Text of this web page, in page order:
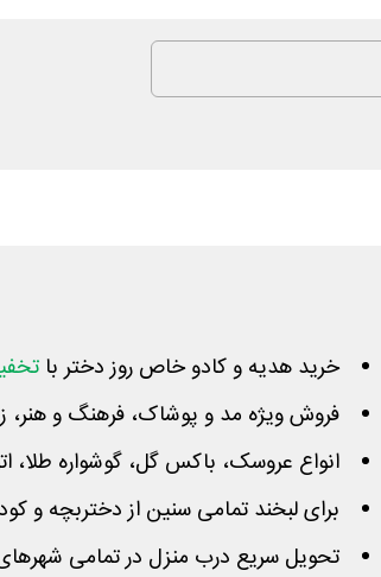
خرید هدیه و کادو خاص روز دختر با
فروش ویژه مد و پوشاک، فرهنگ و هنر،
انواع عروسک، باکس گل، گوشواره طلا،
برای لبخند تمامی سنین از دختربچه و
تحویل سریع درب منزل در تمامی